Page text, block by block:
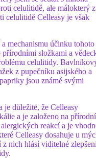
celulitidě, ale málokterý
celulitidě Celleasy je však
mechanismu účinku tohoto
složkami a
celulitidy.
z pupečníku asijského a
jsou známé svými
je důležité, že Celleasy
a je založeno na
reakcí a je
Celleasy dosahuje u
nich hlásí viditelné